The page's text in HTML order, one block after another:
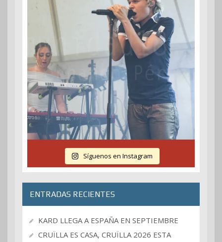
Síguenos en Instagram
ENTRADAS RECIENTES
KARD LLEGA A ESPAÑA EN SEPTIEMBRE
CRUÏLLA ES CASA, CRUÏLLA 2026 ESTA